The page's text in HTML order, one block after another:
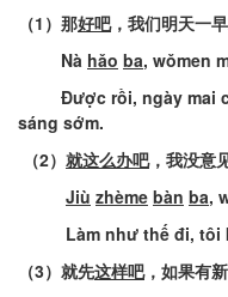
（1 ） 那好吧，我们明天一
Nà hǎo ba, wǒmen
Được rồi, ngày mai
sáng sớm.
（2） 就这么办吧，我没意
Jiù zhème bàn ba,
Làm như thế đi, tôi
（3） 就先这样吧，如果有